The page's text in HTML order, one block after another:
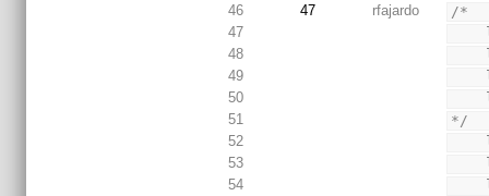
46
47 rfajardo
/*
47
48
49
50
51
*/
52
53
54